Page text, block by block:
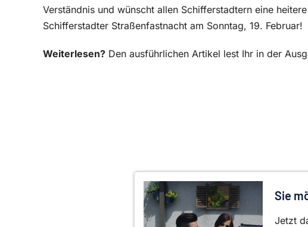
Verständnis und wünscht allen Schifferstadtern eine
Schifferstadter Straßenfastnacht am Sonntag, 19. Februar!
Weiterlesen? Den ausführlichen Artikel lest Ihr in der
Sie
Jetzt